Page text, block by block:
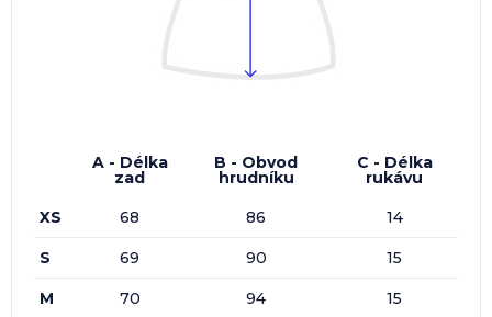
A - Délka
zad
B - Obvod
hrudníku
C - Délka
rukávu
XS
68 86 14
S 69 90 15
M 70 94 15